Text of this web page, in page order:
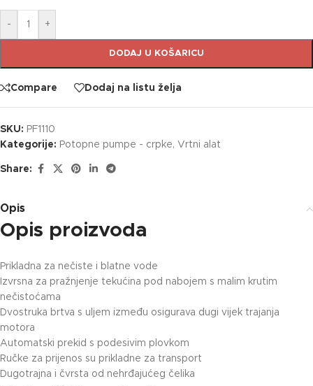
- +
DODAJ U KOŠARICU
Compare Dodaj na listu želja
SKU: PF1110
Kategorije: Potopne pumpe - crpke, Vrtni alat
Share:
Opis
Opis proizvoda
Prikladna za nečiste i blatne vode
Izvrsna za pražnjenje tekućina pod nabojem s malim krutim
nečistoćama
Dvostruka brtva s uljem između osigurava dugi vijek trajanja
motora
Automatski prekid s podesivim plovkom
Ručke za prijenos su prikladne za transport
Dugotrajna i čvrsta od nehrđajućeg čelika